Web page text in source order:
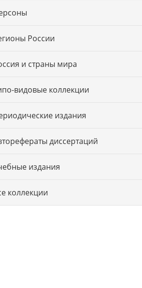
России
и страны мира
видовые коллекции
издания
диссертаций
издания
коллекции